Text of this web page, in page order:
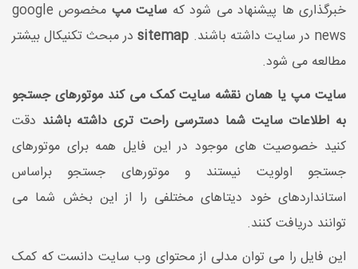
خبرگذاری ها پیشنهاد می شود که سایت مپ
مخصوص google
news در سایت داشته باشند.
sitemapدر مبحث تکنیکال بیشتر
مطالعه می شود.
سایت مپ یا همان نقشه سایت کمک می کند موتورهای جستجو
به اطلاعات سایت شما دسترسی راحت تری داشته باشند دقت
کنید خصوصیت های موجود در این فایل همه برای موتورهای
جستجو اولویت نیستند و موتورهای جستجو براساس
استانداردهای خود دیتاهای مختلفی را از این بخش شما می
توانند دریافت کنند.
این فایل را می توان مدلی از محتوای وب سایت دانست که کمک